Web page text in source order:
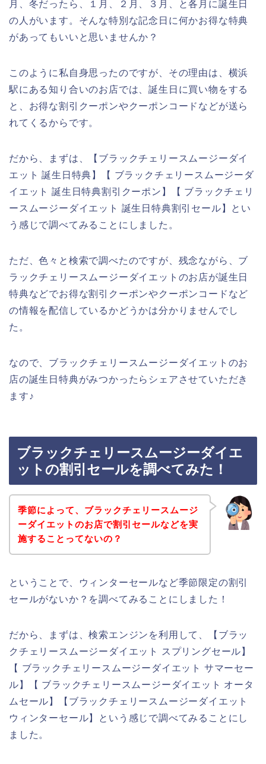
月、冬だったら、１月、２月、３月、と各月に誕生日
の人がいます。そんな特別な記念日に何かお得な特典
があってもいいと思いませんか？
このように私自身思ったのですが、その理由は、横浜
駅にある知り合いのお店では、誕生日に買い物をする
と、お得な割引クーポンやクーポンコードなどが送ら
れてくるからです。
だから、まずは、【ブラックチェリースムージーダイ
エット 誕生日特典】【 ブラックチェリースムージーダ
イエット 誕生日特典割引クーポン】【 ブラックチェリ
ースムージーダイエット 誕生日特典割引セール】とい
う感じで調べてみることにしました。
ただ、色々と検索で調べたのですが、残念ながら、ブ
ラックチェリースムージーダイエットのお店が誕生日
特典などでお得な割引クーポンやクーポンコードなど
の情報を配信しているかどうかは分かりませんでし
た。
なので、ブラックチェリースムージーダイエットのお
店の誕生日特典がみつかったらシェアさせていただき
ます♪
ブラックチェリースムージーダイエ
ットの割引セールを調べてみた！
季節によって、ブラックチェリースムージ
ーダイエットのお店で割引セールなどを実
施することってないの？
ということで、ウィンターセールなど季節限定の割引
セールがないか？を調べてみることにしました！
だから、まずは、検索エンジンを利用して、【ブラッ
クチェリースムージーダイエット スプリングセール】
【 ブラックチェリースムージーダイエット サマーセー
ル】【 ブラックチェリースムージーダイエット オータ
ムセール】【ブラックチェリースムージーダイエット
ウィンターセール】という感じで調べてみることにし
ました。